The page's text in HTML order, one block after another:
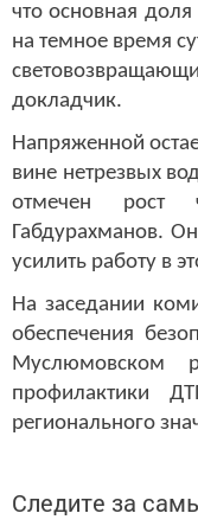
что основная
на темное время
докладчик.
Напряженной
вине нетрезвых
отмечен рост
Габдурахманов.
усилить работу в
На заседании
обеспечения
Муслюмовском
профилактики
регионального
Следите за